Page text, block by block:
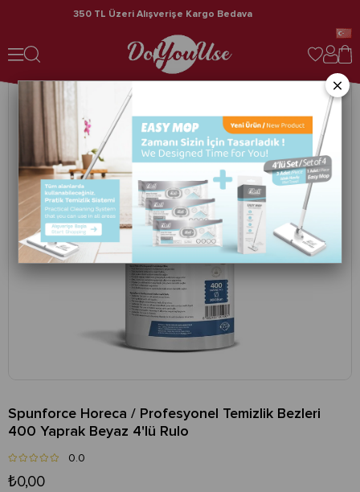
350 TL Üzeri Alışverişe Kargo Bedava
Spunforce Horeca / Profesyonel Temizlik Bezleri
400 Yaprak Beyaz 4'lü Rulo
0.0
₺0,00
×